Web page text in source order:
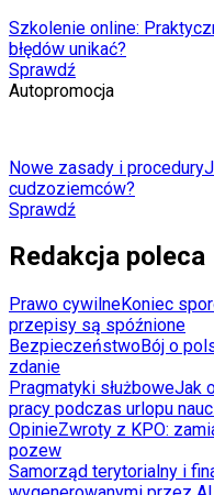
Szkolenie online:
błędów unikać?
Sprawdź
Autopromocja
Nowe zasady i procedury
cudzoziemców?
Sprawdź
Redakcja poleca
Prawo cywilneKoniec
przepisy są spóźnione
BezpieczeństwoBój o
zdanie
Pragmatyki służboweJak
pracy podczas urlopu
OpinieZwroty z KPO:
pozew
Samorząd terytorialny i